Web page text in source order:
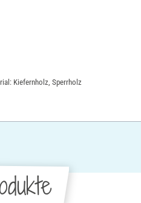
Kiefernholz, Sperrholz